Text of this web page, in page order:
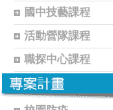
國中技藝課程
活動營隊課程
職探中心課程